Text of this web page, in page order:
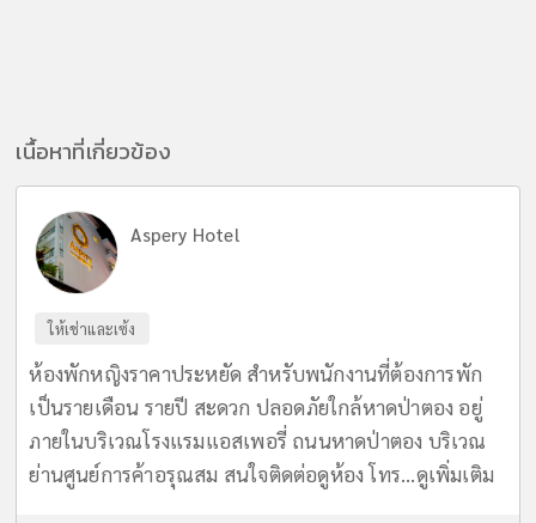
เนื้อหาที่เกี่ยวข้อง
Aspery Hotel
ให้เช่าและเซ้ง
ห้องพักหญิงราคาประหยัด สำหรับพนักงานที่ต้องการพัก
เป็นรายเดือน รายปี สะดวก ปลอดภัยใกล้หาดป่าตอง อยู่
ภายในบริเวณโรงแรมแอสเพอรี่ ถนนหาดป่าตอง บริเวณ
ย่านศูนย์การค้าอรุณสม สนใจติดต่อดูห้อง โทร...ดูเพิ่มเติม